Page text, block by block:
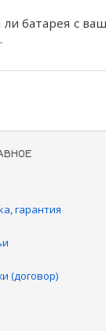
батарея с
гарантия
(договор)